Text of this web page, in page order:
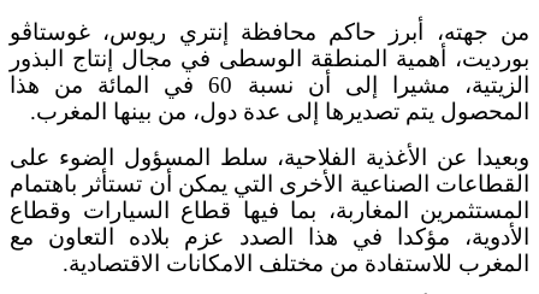
من جهته، أبرز حاكم محافظة إنتري ريوس، غوستاڤو
بورديت، أهمية المنطقة الوسطى في مجال إنتاج البذور
الزيتية، مشيرا إلى أن نسبة 60 في المائة من هذا
المحصول يتم تصديرها إلى عدة دول، من بينها المغرب.
وبعيدا عن الأغذية الفلاحية، سلط المسؤول الضوء على
القطاعات الصناعية الأخرى التي يمكن أن تستأثر باهتمام
المستثمرين المغاربة، بما فيها قطاع السيارات وقطاع
الأدوية، مؤكدا في هذا الصدد عزم بلاده التعاون مع
المغرب للاستفادة من مختلف الامكانات الاقتصادية.